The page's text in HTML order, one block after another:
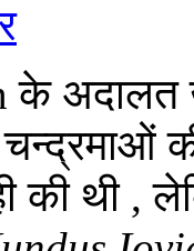
के अदालत
की थी ,